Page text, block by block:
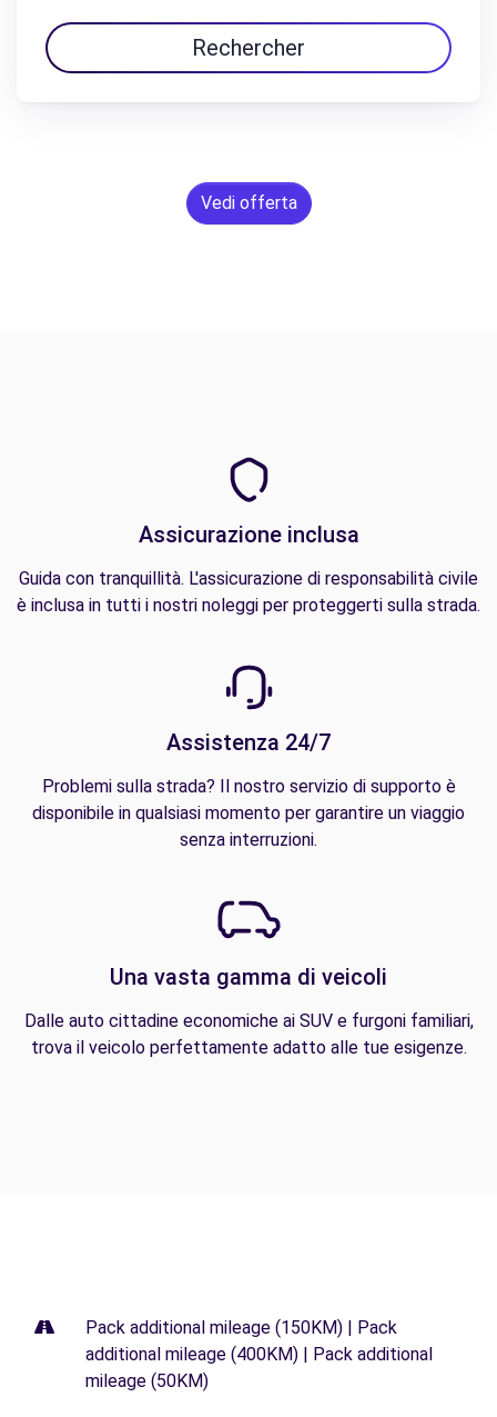
Rechercher
Vedi offerta
Assicurazione inclusa
Guida con tranquillità. L'assicurazione di responsabilità civile
è inclusa in tutti i nostri noleggi per proteggerti sulla strada.
Assistenza 24/7
Problemi sulla strada? Il nostro servizio di supporto è
disponibile in qualsiasi momento per garantire un viaggio
senza interruzioni.
Una vasta gamma di veicoli
Dalle auto cittadine economiche ai SUV e furgoni familiari,
trova il veicolo perfettamente adatto alle tue esigenze.
Pack additional mileage (150KM) | Pack
additional mileage (400KM) | Pack additional
mileage (50KM)